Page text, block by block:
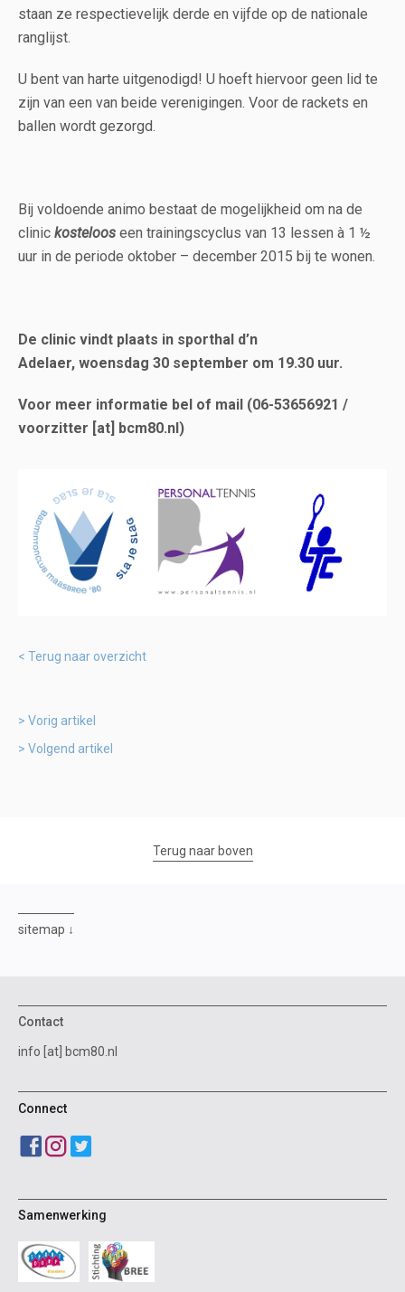
staan ze respectievelijk derde en vijfde op de nationale
ranglijst.
U bent van harte uitgenodigd! U hoeft hiervoor geen lid te
zijn van een van beide verenigingen. Voor de rackets en
ballen wordt gezorgd.
Bij voldoende animo bestaat de mogelijkheid om na de
clinic kosteloos een trainingscyclus van 13 lessen à 1 ½
uur in de periode oktober – december 2015 bij te wonen.
De clinic vindt plaats in sporthal d’n
Adelaer, woensdag 30 september om 19.30 uur.
Voor meer informatie bel of mail (06-53656921 /
voorzitter [at] bcm80.nl)
Terug naar overzicht
Vorig artikel
Volgend artikel
Terug naar boven
sitemap
Contact
info [at] bcm80.nl
Connect
Samenwerking